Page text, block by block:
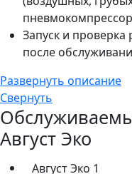
Запуск и проверка
после
Развернуть описание
Свернуть
Август Эко
Август Эко 1